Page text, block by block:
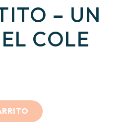
– UN
COLE